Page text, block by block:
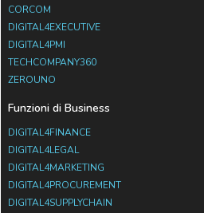
CORCOM
DIGITAL4EXECUTIVE
DIGITAL4PMI
TECHCOMPANY360
ZEROUNO
Funzioni di Business
DIGITAL4FINANCE
DIGITAL4LEGAL
DIGITAL4MARKETING
DIGITAL4PROCUREMENT
DIGITAL4SUPPLYCHAIN